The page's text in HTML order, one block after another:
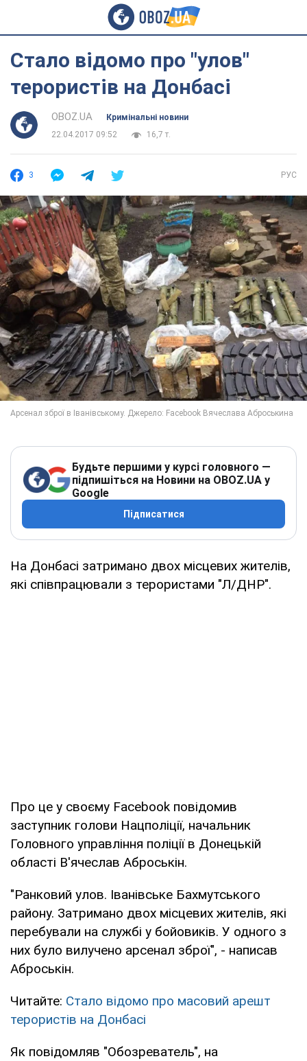
Стало відомо про "улов"
терористів на Донбасі
OBOZ.UA
Кримінальні новини
22.04.2017 09:52
16,7 т.
3 РУС
Будьте першими у курсі головного —
підпишіться на Новини на OBOZ.UA у
Google
Підписатися
На Донбасі затримано двох місцевих жителів,
які співпрацювали з терористами "Л/ДНР".
Про це у своєму Facebook повідомив
заступник голови Нацполіції, начальник
Головного управління поліції в Донецькій
області В'ячеслав Аброськін.
"Ранковий улов. Іванівське Бахмутського
району. Затримано двох місцевих жителів, які
перебували на службі у бойовиків. У одного з
них було вилучено арсенал зброї", - написав
Аброськін.
Читайте: Стало відомо про масовий арешт
терористів на Донбасі
Як повідомляв "Обозреватель", на